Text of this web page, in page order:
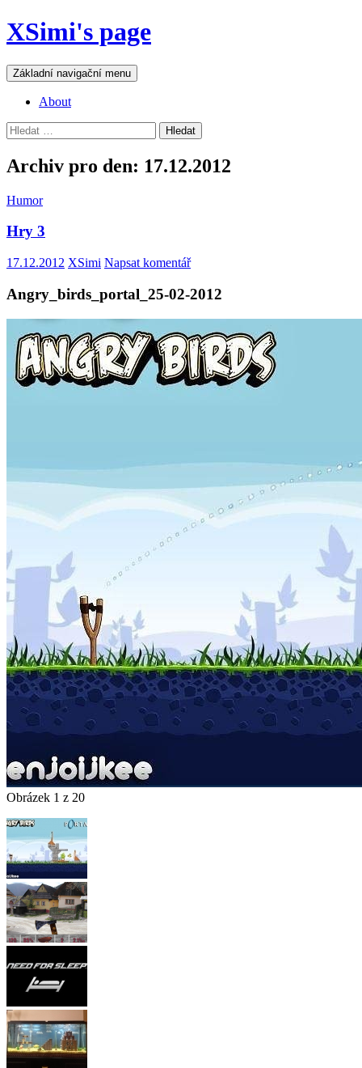
Přejít
k
webu
XSimi's page
Hledat
Základní navigační menu
About
Vyhledávání
Archiv pro den: 17.12.2012
Humor
Hry 3
17.12.2012 XSimi Napsat komentář
Angry_birds_portal_25-02-2012
Obrázek 1 z 20